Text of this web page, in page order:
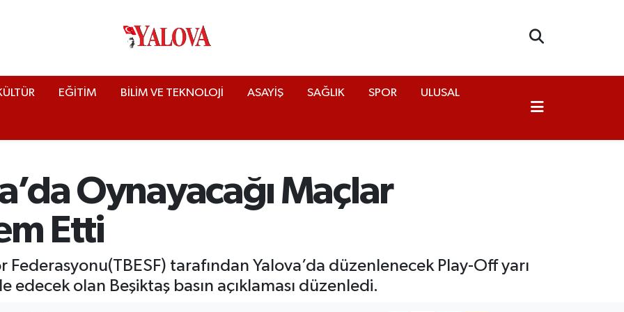
EĞİTİM BİLİM VE TEKNOLOJİ ASAYİŞ SAĞLIK SPOR ULUSAL
Oynayacağı Maçlar
Etti
tarafından Yalova’da düzenlenecek Play-Off yarı
edecek olan Beşiktaş basın açıklaması düzenledi.